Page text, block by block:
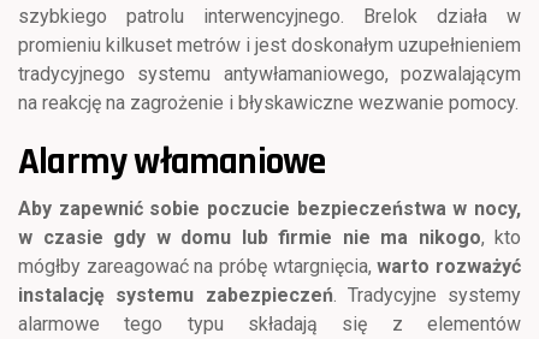
szybkiego patrolu interwencyjnego. Brelok działa w
promieniu kilkuset metrów i jest doskonałym uzupełnieniem
tradycyjnego systemu antywłamaniowego, pozwalającym
na reakcję na zagrożenie i błyskawiczne wezwanie pomocy.
Alarmy włamaniowe
Aby zapewnić sobie poczucie bezpieczeństwa w nocy,
w czasie gdy w domu lub firmie nie ma nikogo, kto
mógłby zareagować na próbę wtargnięcia,warto rozważyć
instalację systemu zabezpieczeń . Tradycyjne systemy
alarmowe tego typu składają się z elementów